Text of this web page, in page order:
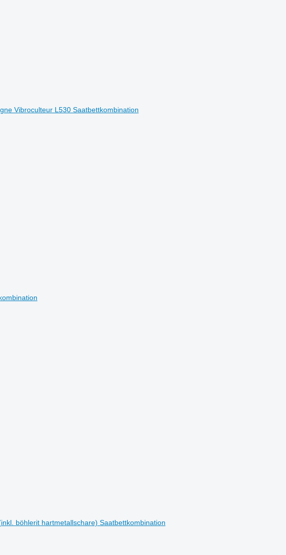
Vibroculteur L530 Saatbettkombination
böhlerit hartmetallschare) Saatbettkombination